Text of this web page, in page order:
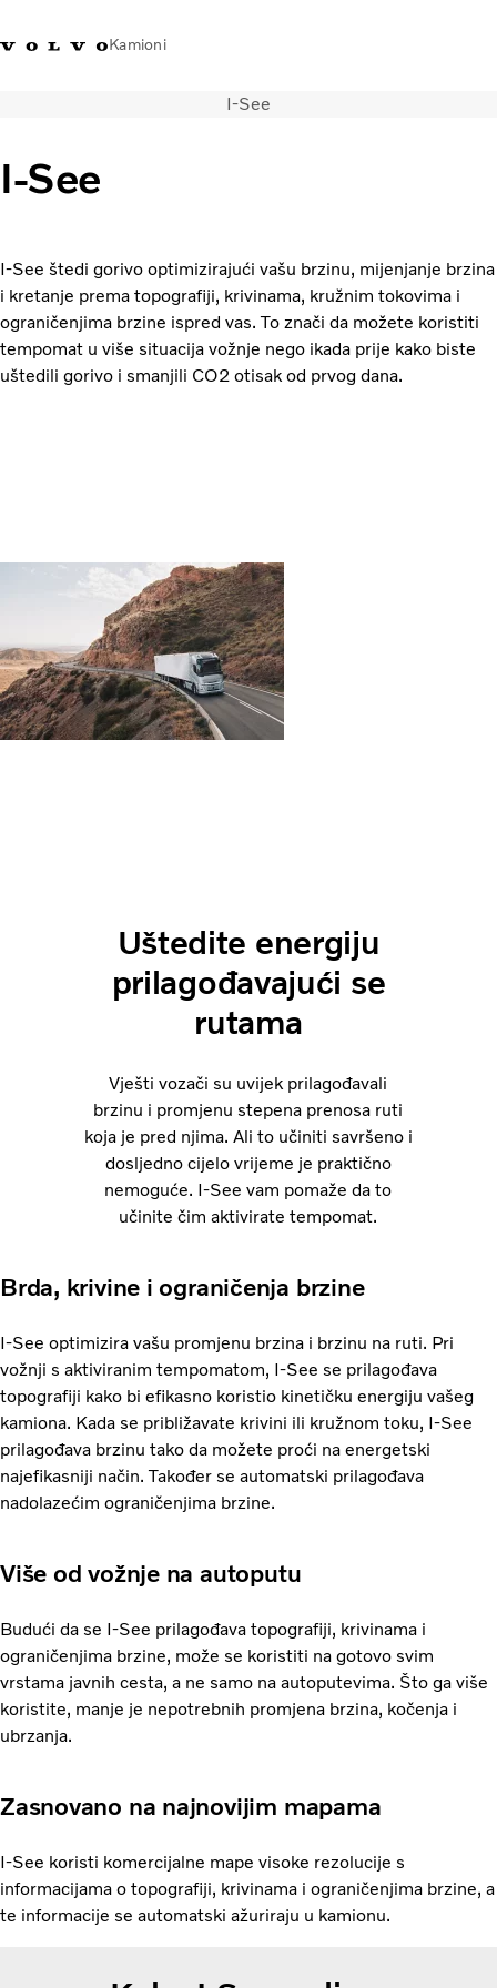
Kamioni
Prodavaonica Volvo Trucks
Kampanje
Usluge
Lokator distributera
Vijesti
O nama
I-See
I-See
I-See štedi gorivo optimizirajući vašu brzinu, mijenjanje brzina
i kretanje prema topografiji, krivinama, kružnim tokovima i
ograničenjima brzine ispred vas. To znači da možete koristiti
tempomat u više situacija vožnje nego ikada prije kako biste
uštedili gorivo i smanjili CO2 otisak od prvog dana.
Uštedite energiju
prilagođavajući se
rutama
Vješti vozači su uvijek prilagođavali
brzinu i promjenu stepena prenosa ruti
koja je pred njima. Ali to učiniti savršeno i
dosljedno cijelo vrijeme je praktično
nemoguće. I-See vam pomaže da to
učinite čim aktivirate tempomat.
Brda, krivine i ograničenja brzine
I-See optimizira vašu promjenu brzina i brzinu na ruti. Pri
vožnji s aktiviranim tempomatom, I-See se prilagođava
topografiji kako bi efikasno koristio kinetičku energiju vašeg
kamiona. Kada se približavate krivini ili kružnom toku, I-See
prilagođava brzinu tako da možete proći na energetski
najefikasniji način. Također se automatski prilagođava
nadolazećim ograničenjima brzine.
Više od vožnje na autoputu
Budući da se I-See prilagođava topografiji, krivinama i
ograničenjima brzine, može se koristiti na gotovo svim
vrstama javnih cesta, a ne samo na autoputevima. Što ga više
koristite, manje je nepotrebnih promjena brzina, kočenja i
ubrzanja.
Zasnovano na najnovijim mapama
I-See koristi komercijalne mape visoke rezolucije s
informacijama o topografiji, krivinama i ograničenjima brzine, a
te informacije se automatski ažuriraju u kamionu.